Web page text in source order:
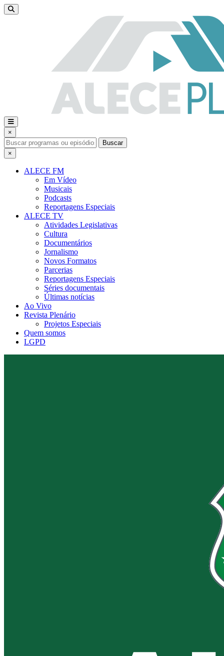
×
Buscar
×
ALECE FM
Em Vídeo
Musicais
Podcasts
Reportagens Especiais
ALECE TV
Atividades Legislativas
Cultura
Documentários
Jornalismo
Novos Formatos
Parcerias
Reportagens Especiais
Séries documentais
Últimas notícias
Ao Vivo
Revista Plenário
Projetos Especiais
Quem somos
LGPD